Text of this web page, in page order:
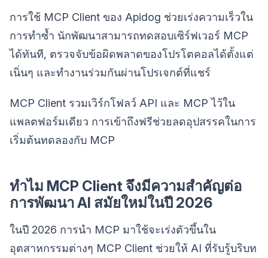
การใช้ MCP Client ของ Apidog ช่วยเร่งความเร็วใน
การทำซ้ำ นักพัฒนาสามารถทดสอบเซิร์ฟเวอร์ MCP
ได้ทันที, ตรวจจับข้อผิดพลาดของโปรโตคอลได้ตั้งแต่
เนิ่นๆ และทำงานร่วมกันผ่านโปรเจกต์ที่แชร์
MCP Client รวมเวิร์กโฟลว์ API และ MCP ไว้ใน
แพลตฟอร์มเดียว การเข้าถึงฟรีช่วยลดอุปสรรคในการ
เริ่มต้นทดลองกับ MCP
ทำไม MCP Client จึงมีความสำคัญต่อ
การพัฒนา AI สมัยใหม่ในปี 2026
ในปี 2026 การนำ MCP มาใช้จะเร่งตัวขึ้นใน
อุตสาหกรรมต่างๆ MCP Client ช่วยให้ AI ที่รับรู้บริบท